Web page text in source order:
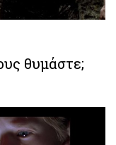
θυμάστε;